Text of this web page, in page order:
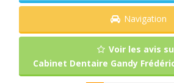
Navigation
Voir les avis
Cabinet Dentaire Gandy